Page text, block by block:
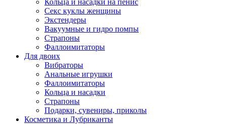
Кольца и насадки на пенис
Секс куклы женщины
Экстендеры
Вакуумные и гидро помпы
Страпоны
Фаллоимитаторы
Для двоих
Вибраторы
Анальные игрушки
Фаллоимитаторы
Кольца и насадки
Страпоны
Подарки, сувениры, приколы
Косметика и Лубриканты